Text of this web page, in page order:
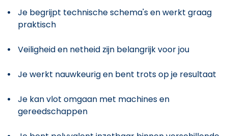
Je begrijpt technische schema's en werkt graag
praktisch
Veiligheid en netheid zijn belangrijk voor jou
Je werkt nauwkeurig en bent trots op je resultaat
Je kan vlot omgaan met machines en
gereedschappen